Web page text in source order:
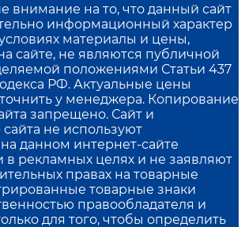
на то, что данный сайт
информационный характер
материалы и цены,
сайте, не являются публичной
положениями Статьи 437
РФ. Актуальные цены
у менеджера. Копирование
запрещено. Сайт и
не используют
данном интернет-сайте
в рекламных целях и не заявляют
правах на товарные
товарные знаки
правообладателя и
для того, чтобы определить